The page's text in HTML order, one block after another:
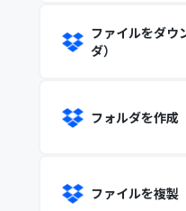
ファイルをダウ
ダ）
フォルダを作成
ファイルを複製